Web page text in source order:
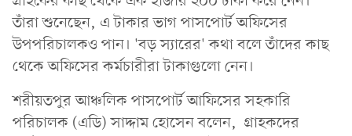
তাঁরা শুনেছেন, এ টাকার ভাগ পাসপোর্ট অফিসের
উপপরিচালকও পান। 'বড় স্যারের' কথা বলে তাঁদের কাছ
থেকে অফিসের কর্মচারীরা টাকাগুলো নেন।
শরীয়তপুর আঞ্চলিক পাসপোর্ট আফিসের সহকারি
পরিচালক (এডি) সাদ্দাম হোসেন বলেন, গ্রাহকদের